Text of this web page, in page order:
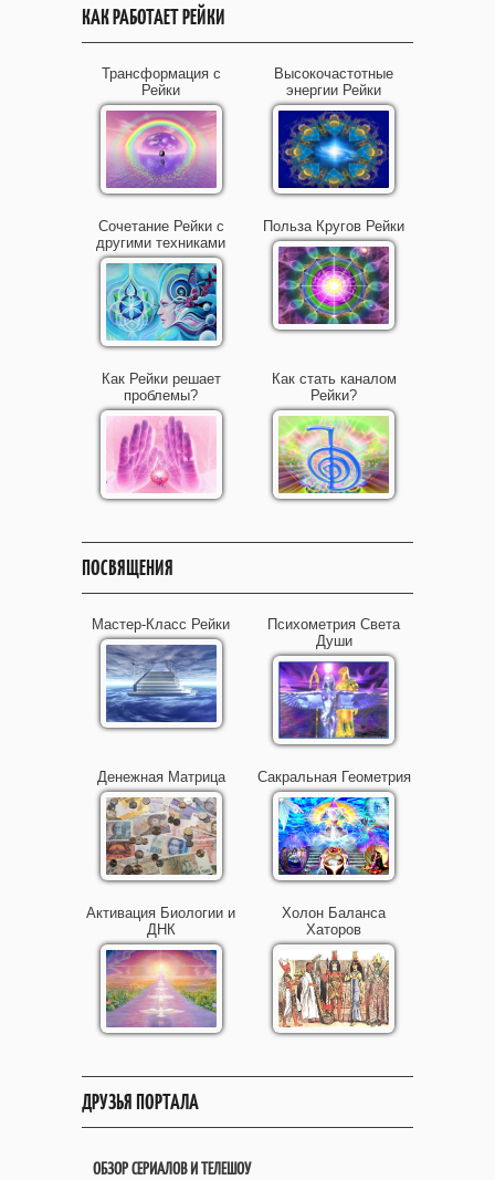
КАК РАБОТАЕТ РЕЙКИ
Трансформация с
Рейки
Высокочастотные
энергии Рейки
Сочетание Рейки с
другими техниками
Польза Кругов Рейки
Как Рейки решает
проблемы?
Как стать каналом
Рейки?
ПОСВЯЩЕНИЯ
Мастер-Класс Рейки
Психометрия Света
Души
Денежная Матрица Сакральная Геометрия
Активация Биологии и
ДНК
Холон Баланса
Хаторов
ДРУЗЬЯ ПОРТАЛА
ОБЗОР СЕРИАЛОВ И ТЕЛЕШОУ